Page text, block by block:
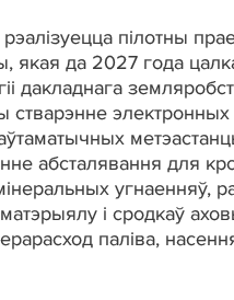
пілотны
якая да 2027 года
дакладнага
электронных
абсталявання для
угнаенняў,
і сродкаў
паліва,